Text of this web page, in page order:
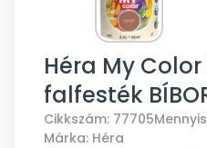
Héra My
falfesték
Cikkszám: 77705
Márka: Héra